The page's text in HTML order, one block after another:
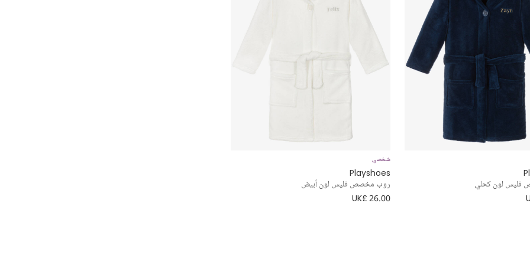
لون كحلي
شخصي
Playshoes
روب مخصص فليس لون أبيض
UK£ 26.00